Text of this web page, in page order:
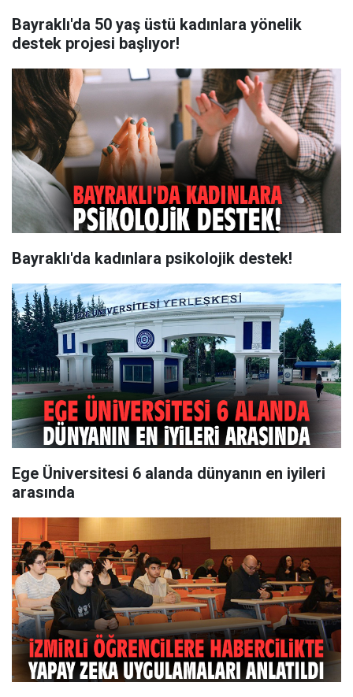
Bayraklı'da 50 yaş üstü kadınlara yönelik
destek projesi başlıyor!
Bayraklı'da kadınlara psikolojik destek!
Ege Üniversitesi 6 alanda dünyanın en iyileri
arasında